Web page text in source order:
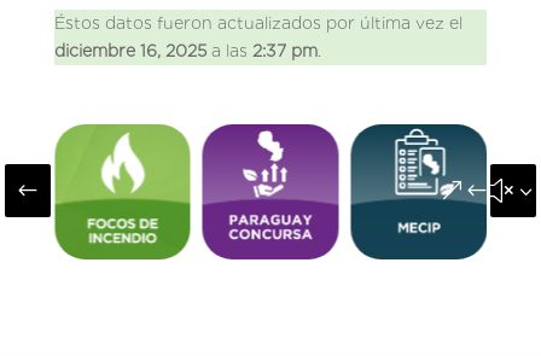
Éstos datos fueron actualizados por última vez el
diciembre 16, 2025a las 2:37 pm.
#